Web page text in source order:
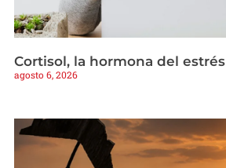
Cortisol, la hormona del estrés
agosto 6, 2026